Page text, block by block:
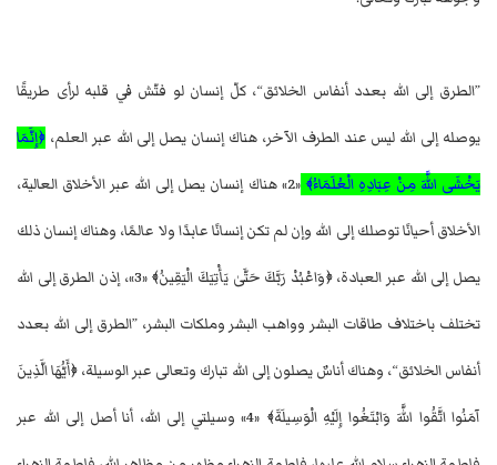
”الطرق إلى الله بعدد أنفاس الخلائق“، كلّ إنسان لو فتّش في قلبه لرأى طريقًا
يوصله إلى الله ليس عند الطرف الآخر، هناك إنسان يصل إلى الله عبر العلم، ﴿إِنَّمَا
يَخْشَى اللَّهَ مِنْ عِبَادِهِ الْعُلَمَاءُ﴾ «2» هناك إنسان يصل إلى الله عبر الأخلاق العالية،
الأخلاق أحيانًا توصلك إلى الله وإن لم تكن إنسانًا عابدًا ولا عالمًا، وهناك إنسان ذلك
يصل إلى الله عبر العبادة، ﴿وَاعْبُدْ رَبَّكَ حَتَّىٰ يَأْتِيَكَ الْيَقِينُ﴾ «3»، إذن الطرق إلى الله
تختلف باختلاف طاقات البشر وواهب البشر وملكات البشر، ”الطرق إلى الله بعدد
أنفاس الخلائق“، وهناك أناسٌ يصلون إلى الله تبارك وتعالى عبر الوسيلة، ﴿أَيُّهَا الَّذِينَ
آمَنُوا اتَّقُوا اللَّهَ وَابْتَغُوا إِلَيْهِ الْوَسِيلَةَ﴾ «4» وسيلتي إلى الله، أنا أصل إلى الله عبر